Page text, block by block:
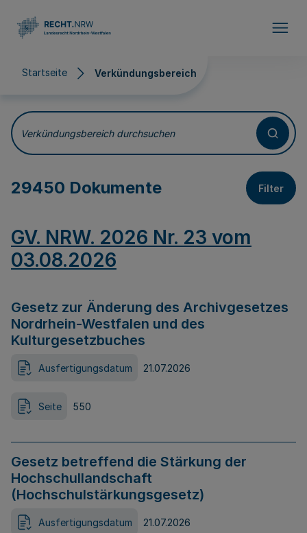
Startseite Verkündungsbereich
Verkündungsbereich
Verkündungsbereich durchsuchen
29450 Dokumente Filter
GV. NRW. 2026 Nr. 23 vom
03.08.2026
Gesetz zur Änderung des Archivgesetzes
Nordrhein-Westfalen und des
Kulturgesetzbuches
Ausfertigungsdatum 21.07.2026
Seite 550
Gesetz betreffend die Stärkung der
Hochschullandschaft
(Hochschulstärkungsgesetz)
Ausfertigungsdatum 21.07.2026